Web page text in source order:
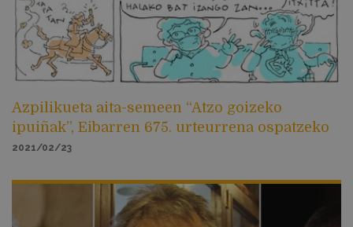
Azpilikueta aita-semeen “Atzo goizeko
ipuiñak”, Eibarren 675. urteurrena ospatzeko
2021/02/23